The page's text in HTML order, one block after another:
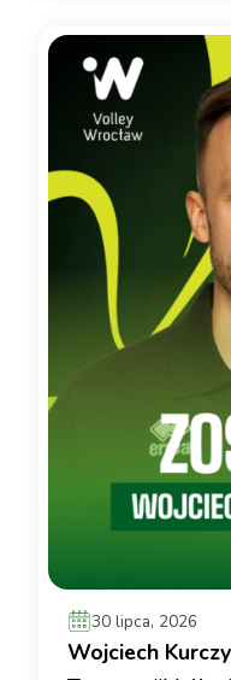
30 lipca, 2026
Wojciech